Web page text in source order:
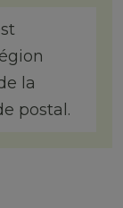
la
postal.